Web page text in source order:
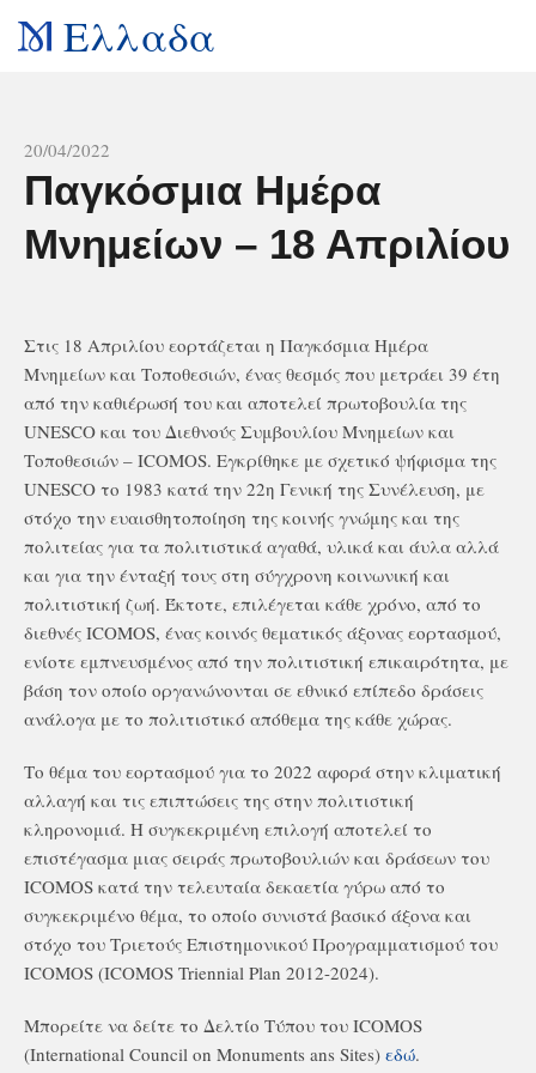
Ελλαδα
20/04/2022
Παγκόσμια Ημέρα
Μνημείων – 18 Απριλίου
Στις 18 Απριλίου εορτάζεται η Παγκόσμια Ημέρα
Μνημείων και Τοποθεσιών, ένας θεσμός που μετράει 39 έτη
από την καθιέρωσή του και αποτελεί πρωτοβουλία της
UNESCO και του Διεθνούς Συμβουλίου Μνημείων και
Τοποθεσιών – ICOMOS. Εγκρίθηκε με σχετικό ψήφισμα της
UNESCO το 1983 κατά την 22η Γενική της Συνέλευση, με
στόχο την ευαισθητοποίηση της κοινής γνώμης και της
πολιτείας για τα πολιτιστικά αγαθά, υλικά και άυλα αλλά
και για την ένταξή τους στη σύγχρονη κοινωνική και
πολιτιστική ζωή. Έκτοτε, επιλέγεται κάθε χρόνο, από το
διεθνές ICOMOS, ένας κοινός θεματικός άξονας εορτασμού,
ενίοτε εμπνευσμένος από την πολιτιστική επικαιρότητα, με
βάση τον οποίο οργανώνονται σε εθνικό επίπεδο δράσεις
ανάλογα με το πολιτιστικό απόθεμα της κάθε χώρας.
Το θέμα του εορτασμού για το 2022 αφορά στην κλιματική
αλλαγή και τις επιπτώσεις της στην πολιτιστική
κληρονομιά. Η συγκεκριμένη επιλογή αποτελεί το
επιστέγασμα μιας σειράς πρωτοβουλιών και δράσεων του
ICOMOS κατά την τελευταία δεκαετία γύρω από το
συγκεκριμένο θέμα, το οποίο συνιστά βασικό άξονα και
στόχο του Τριετούς Επιστημονικού Προγραμματισμού του
ICOMOS (ICOMOS Triennial Plan 2012-2024).
Μπορείτε να δείτε το Δελτίο Τύπου του ICOMOS
(International Council on Monuments ans Sites) εδώ.